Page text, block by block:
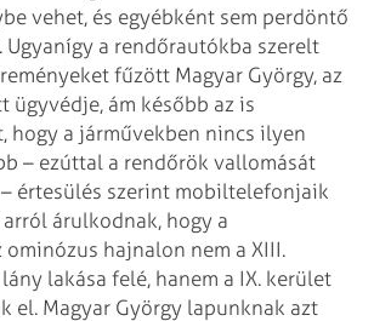
vehet, és egyébként sem perdöntő
a rendőrautókba szerelt
fűzött Magyar György, az
ügyvédje, ám később az is
hogy a járművekben nincs ilyen
– ezúttal a rendőrök vallomását
értesülés szerint mobiltelefonjaik
árulkodnak, hogy a
ominózus hajnalon nem a XIII.
lakása felé, hanem a IX. kerület
el. Magyar György lapunknak azt